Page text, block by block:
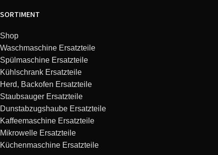
SORTIMENT
Shop
Waschmaschine Ersatzteile
Spülmaschine Ersatzteile
Kühlschrank Ersatzteile
Herd, Backofen Ersatzteile
Staubsauger Ersatzteile
Dunstabzugshaube Ersatzteile
Kaffeemaschine Ersatzteile
Mikrowelle Ersatzteile
Küchenmaschine Ersatzteile